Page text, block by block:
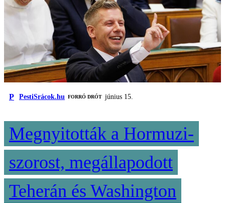
P PestiSrácok.hu FORRÓ DRÓT június 15.
Megnyitották a Hormuzi-
szorost, megállapodott
Teherán és Washington